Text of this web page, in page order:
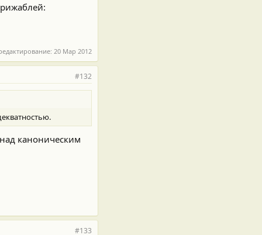
20 Мар 2012
#132
каноническим
#133